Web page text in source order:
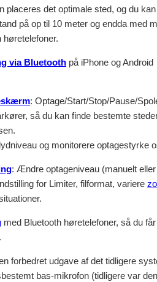
placeres det optimale sted, og du
på op til 10 meter og endda med
høretelefoner.
via Bluetooth på iPhone og Android
: Optage/Start/Stop/Pause/
så du kan finde bestemte
og monitorere optagestyrke
: Ændre optageniveau (manuelt
for Limiter, filformat, variere
med Bluetooth høretelefoner, så du
forbedret udgave af det tidligere
bas-mikrofon (tidligere var